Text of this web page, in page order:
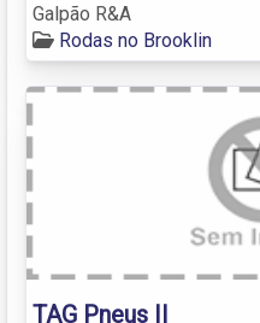
Galpão R&A
Rodas no Brooklin
TAG Pneus II